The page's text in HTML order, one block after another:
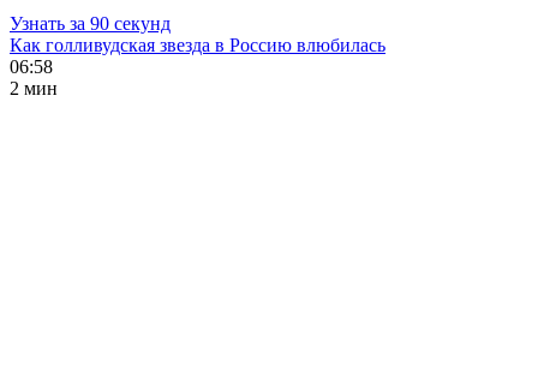
Узнать за 90 секунд
Как голливудская звезда в Россию влюбилась
06:58
2 мин